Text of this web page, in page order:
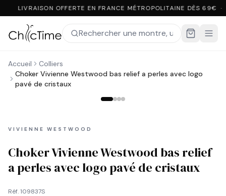
LIVRAISON OFFERTE EN FRANCE MÉTROPOLITAINE DÈS 69€
Accueil
Colliers
Choker Vivienne Westwood bas relief a perles avec logo
pavé de cristaux
VIVIENNE WESTWOOD
Choker Vivienne Westwood bas relief
a perles avec logo pavé de cristaux
Réf.109837S